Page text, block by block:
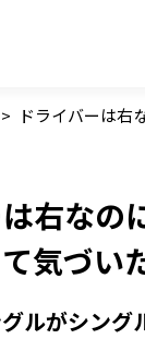
> ドライバーは右
は右な
気づい
ルがシン